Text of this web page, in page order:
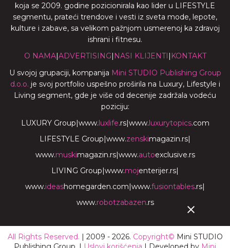
koja se 2009. godine pozicionirala kao lider u LIFESTYLE
segmentu, prateći trendove i vesti iz sveta mode, lepote,
kulture i zabave, sa velikom pažnjom usmerenoj ka zdravoj
ishrani i fitnesu.
O NAMA|ADVERTISING| NASI KLIJENTI | KONTAKT
U svojoj grupaciji, kompanija Mini STUDIO Publishing Group
d.o.o. je svoj portfolio uspešno proširila na Luxury, Lifestyle i
Living segment, gde je više od decenije zadržala vodeću
poziciju:
LUXURY Group|www.luxlife.rs|www.luxurytopics.com
LIFESTYLE Group|www.zenskimagazin.rs|
www.muskimagazin.rs|www.autoexclusive.rs
LIVING Group|www.mojenterijer.rs|
www.ideashomegarden.com|www.fusiontables.rs|
www.robotzabazen.rs
All Rights Reserved. | 2009 - 2026. Copyright© Mini STUDIO